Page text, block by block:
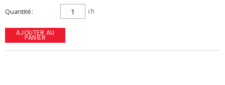
Quantité ch
AJOUTER AU
PANIER